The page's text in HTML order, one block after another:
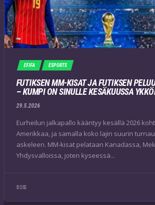
EFIFA ESPORTS
FUTIKSEN MM-KISAT JA FUTIKSEN
– KUMPI ON SINULLE KESÄKUUSSA
29.5.2026
Eurheilun jalkapallo kääntyy kesällä 2026
Amerikkaa, ja samalla koko lajin suurin
askeleen. MM-kisat pelataan Kanadassa,
Yhdysvalloissa, joten kyseessä...
BOSS